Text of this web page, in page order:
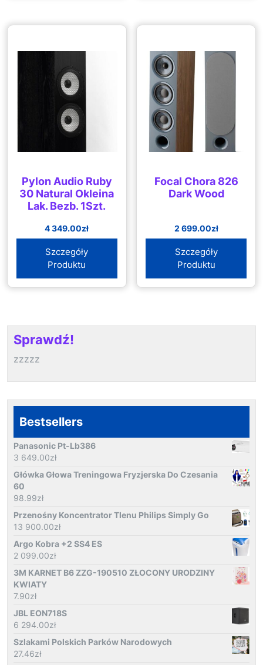
Pylon Audio Ruby
30 Natural Okleina
Lak. Bezb. 1Szt.
4 349.00zł
Szczegóły
Produktu
Focal Chora 826
Dark Wood
2 699.00zł
Szczegóły
Produktu
Sprawdź!
zzzzz
Bestsellers
Panasonic Pt-Lb386
3 649.00zł
Główka Głowa Treningowa Fryzjerska Do Czesania
60
98.99zł
Przenośny Koncentrator Tlenu Philips Simply Go
13 900.00zł
Argo Kobra +2 SS4 ES
2 099.00zł
3M KARNET B6 ZZG-190510 ZŁOCONY URODZINY
KWIATY
7.90zł
JBL EON718S
6 294.00zł
Szlakami Polskich Parków Narodowych
27.46zł